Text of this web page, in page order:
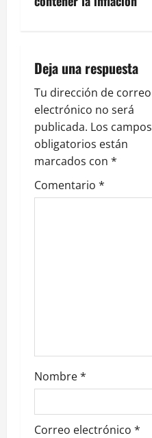
ó
n
d
e
e
a
s
Deja una respuesta
Tu dirección de correo
electrónico no será
publicada. Los campos
obligatorios están
marcados con *
Comentario *
Nombre*
Correo electrónico *